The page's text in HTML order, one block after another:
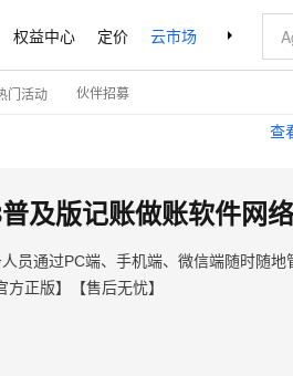
权益中心 定价 云市场 合作伙伴
查
门活动 伙伴招募
及版记账做账软件网
员通过PC端、手机端、微信端随时随
正版】【售后无忧】